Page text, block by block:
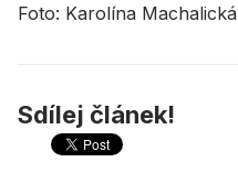
Foto: Karolína Machalická
Sdílej článek!